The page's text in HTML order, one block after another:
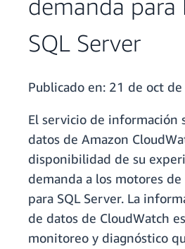
demanda para
SQL Server
Publicado en: 21 de oct
El servicio de información
datos de Amazon
disponibilidad de su
demanda a los motores de
para SQL Server. La
de datos de CloudWatch
monitoreo y diagnóstico